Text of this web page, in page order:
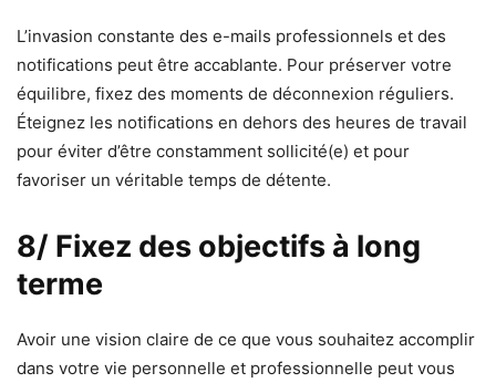
L’invasion constante des e-mails professionnels et des
notifications peut être accablante. Pour préserver votre
équilibre, fixez des moments de déconnexion réguliers.
Éteignez les notifications en dehors des heures de travail
pour éviter d’être constamment sollicité(e) et pour
favoriser un véritable temps de détente.
8/ Fixez des objectifs à long
terme
Avoir une vision claire de ce que vous souhaitez accomplir
dans votre vie personnelle et professionnelle peut vous